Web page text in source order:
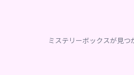
ミステリーボックスが見つ